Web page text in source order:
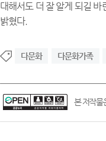
대해서도 더 잘 알게 되길
밝혔다.
다문화 다문화가족
본 저작물